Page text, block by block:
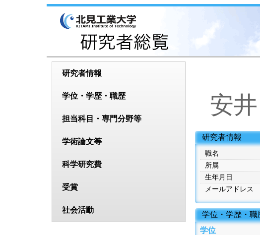
研究者情報
学位・学歴・職歴
担当科目・専門分野等
学術論文等
科学研究費
受賞
社会活動
安
研究者情報
職名
所属
生年月日
メールアドレス
学位・学歴・職
学位